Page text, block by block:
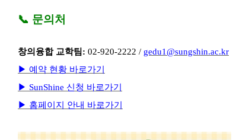
📞 문의처
창의융합 교학팀: 02-920-2222 / gedu1@sungshin.ac.kr
▶ 예약 현황 바로가기
▶ SunShine 신청 바로가기
▶ 홈페이지 안내 바로가기